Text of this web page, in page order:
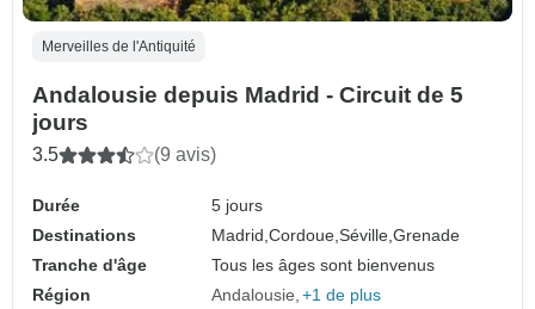
Merveilles de l'Antiquité
Andalousie depuis Madrid - Circuit de 5
jours
3.5 (9 avis)
Durée
5 jours
Destinations
Madrid,Cordoue,Séville,Grenade
Tranche d'âge
Tous les âges sont bienvenus
Région
Andalousie +1 de plus